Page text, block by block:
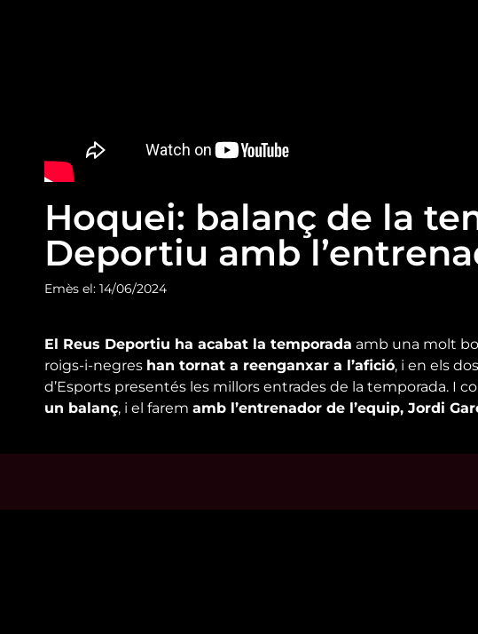
Hoquei: balanç de la
Deportiu amb
Emès el: 14/06/2024
El Reus Deportiu ha acabat la temporada amb una molt
roigs-i-negres han tornat a reenganxar a l’afició, i en els
d’Esports presentés les millors entrades de la temporada. I
un balanç, i el farem amb l’entrenador de l’equip, Jordi